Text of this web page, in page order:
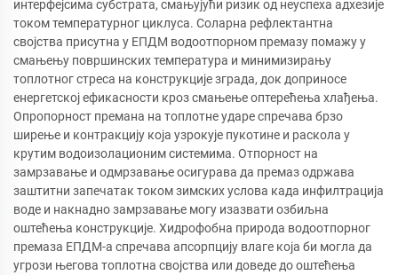
интерфејсима субстрата, смањујући ризик од неуспеха адхезије
током температурног циклуса. Соларна рефлектантна
својства присутна у ЕПДМ водоотпорном премазу помажу у
смањењу површинских температура и минимизирању
топлотног стреса на конструкције зграда, док доприносе
енергетској ефикасности кроз смањење оптерећења хлађења.
Опропорност премана на топлотне ударе спречава брзо
ширење и контракцију која узрокује пукотине и раскола у
крутим водоизолационим системима. Отпорност на
замрзавање и одмрзавање осигурава да премаз одржава
заштитни запечатак током зимских услова када инфилтрација
воде и накнадно замрзавање могу изазвати озбиљна
оштећења конструкције. Хидрофобна природа водоотпорног
премаза ЕПДМ-а спречава апсорпцију влаге која би могла да
угрози његова топлотна својства или доведе до оштећења